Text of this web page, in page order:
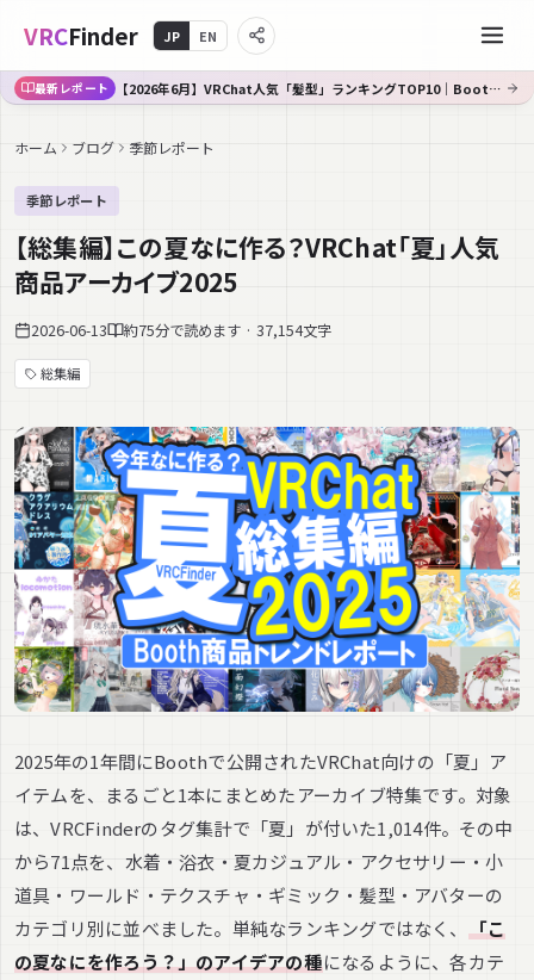
VRCFinder JP EN
最新レポート 【2026年6月】VRChat人気「髪型」ランキングTOP10｜Booth傾向分析
ホーム ブログ 季節レポート
季節レポート
【総集編】この夏なに作る？VRChat「夏」人気
商品アーカイブ2025
2026-06-13 約75分で読めます · 37,154文字
総集編
2025年の1年間にBoothで公開されたVRChat向けの「夏」ア
イテムを、まるごと1本にまとめたアーカイブ特集です。対象
は、VRCFinderのタグ集計で「夏」が付いた1,014件。その中
から71点を、水着・浴衣・夏カジュアル・アクセサリー・小
道具・ワールド・テクスチャ・ギミック・髪型・アバターの
カテゴリ別に並べました。単純なランキングではなく、 「こ
の夏なにを作ろう？」のアイデアの種になるように、各カテ